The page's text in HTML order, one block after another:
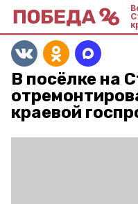
В посёлке на
краевой